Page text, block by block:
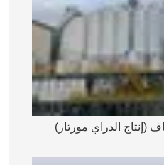
(إنتاج الدراي مورتار)